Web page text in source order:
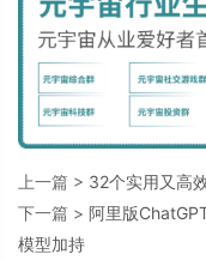
上一篇 > 32个实用又高
下一篇 > 阿里版
模型加持